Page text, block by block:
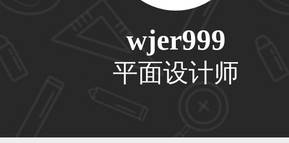
恭喜133****8874用户作品
wjer999
平面设计师